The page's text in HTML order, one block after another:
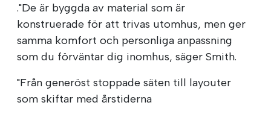
."De är byggda av material som är
konstruerade för att trivas utomhus, men ger
samma komfort och personliga anpassning
som du förväntar dig inomhus, säger Smith.
"Från generöst stoppade säten till layouter
som skiftar med årstiderna